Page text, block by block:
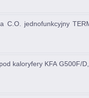
C.O. jednofunkcyjny
kaloryfery KFA G500F/